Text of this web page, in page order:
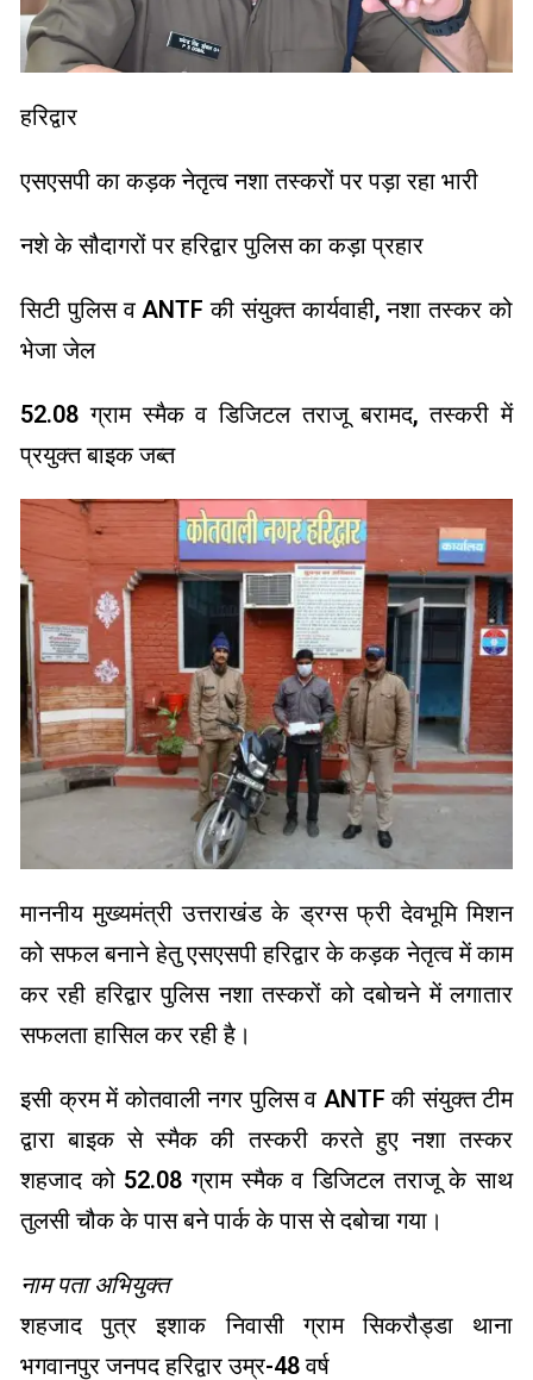
हरिद्वार
एसएसपी का कड़क नेतृत्व नशा तस्करों पर पड़ा रहा भारी
नशे के सौदागरों पर हरिद्वार पुलिस का कड़ा प्रहार
सिटी पुलिस व ANTF की संयुक्त कार्यवाही, नशा तस्कर को
भेजा जेल
52.08 ग्राम स्मैक व डिजिटल तराजू बरामद, तस्करी में
प्रयुक्त बाइक जब्त
माननीय मुख्यमंत्री उत्तराखंड के ड्रग्स फ्री देवभूमि मिशन
को सफल बनाने हेतु एसएसपी हरिद्वार के कड़क नेतृत्व में काम
कर रही हरिद्वार पुलिस नशा तस्करों को दबोचने में लगातार
सफलता हासिल कर रही है।
इसी क्रम में कोतवाली नगर पुलिस व ANTF की संयुक्त टीम
द्वारा बाइक से स्मैक की तस्करी करते हुए नशा तस्कर
शहजाद को 52.08 ग्राम स्मैक व डिजिटल तराजू के साथ
तुलसी चौक के पास बने पार्क के पास से दबोचा गया।
नाम पता अभियुक्त
शहजाद पुत्र इशाक निवासी ग्राम सिकरौड्डा थाना
भगवानपुर जनपद हरिद्वार उम्र-48 वर्ष